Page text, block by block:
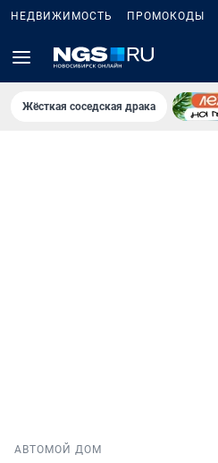
НЕДВИЖИМОСТЬ ПРОМОКОДЫ
Жёсткая соседская драка
АВТО МОЙ ДОМ